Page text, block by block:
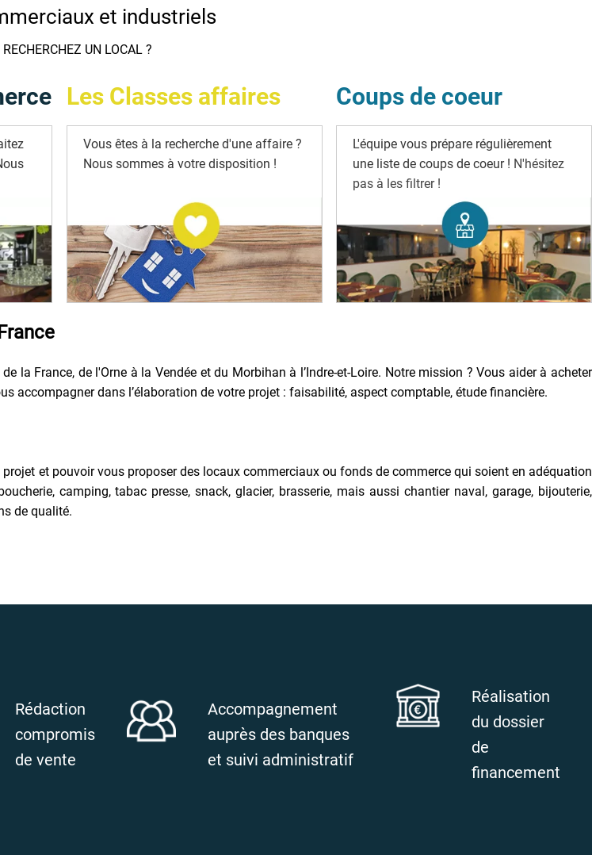
et industriels
UN LOCAL ?
Les Classes affaires
Vous êtes à la recherche d'une affaire ?
Nous sommes à votre disposition !
Coups de coeur
L'équipe vous prépare régulièrement
une liste de coups de coeur ! N'hésitez
pas à les filtrer !
la France, de l'Orne à la Vendée et du Morbihan à l’Indre-et-Loire. Notre mission ? Vous aider à acheter
accompagner dans l’élaboration de votre projet : faisabilité, aspect comptable, étude financière.
et pouvoir vous proposer des locaux commerciaux ou fonds de commerce qui soient en adéquation
camping, tabac presse, snack, glacier, brasserie, mais aussi chantier naval, garage, bijouterie,
de qualité.
Rédaction
compromis
de vente
Accompagnement
auprès des banques
et suivi administratif
Réalisation
du dossier
de
financement